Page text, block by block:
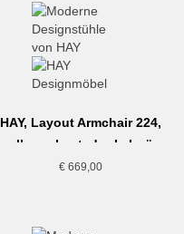
HAY, Layout Armchair 224,
vollgepolsert, dunkelgrün
€ 669,00